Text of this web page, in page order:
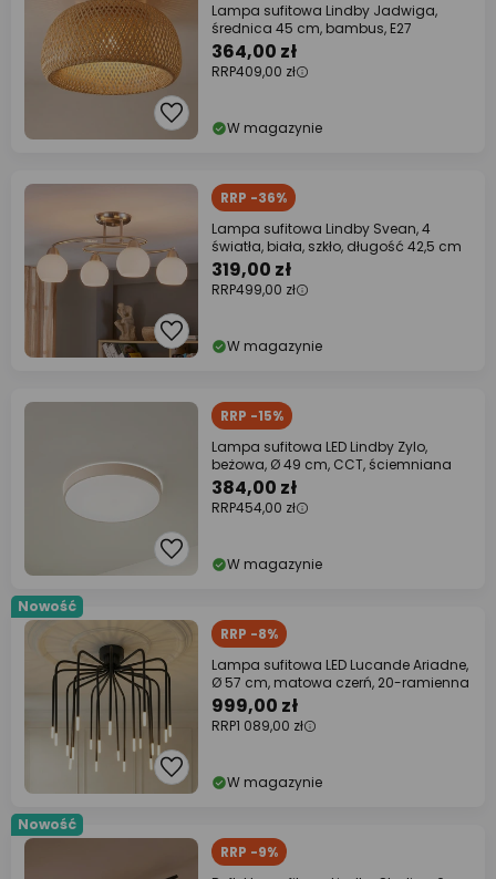
Lampa sufitowa Lindby Jadwiga,
średnica 45 cm, bambus, E27
364,00 zł
RRP409,00 zł
W magazynie
RRP -36%
Lampa sufitowa Lindby Svean, 4
światła, biała, szkło, długość 42,5 cm
319,00 zł
RRP499,00 zł
W magazynie
RRP -15%
Lampa sufitowa LED Lindby Zylo,
beżowa, Ø 49 cm, CCT, ściemniana
384,00 zł
RRP454,00 zł
W magazynie
Nowość
RRP -8%
Lampa sufitowa LED Lucande Ariadne,
Ø 57 cm, matowa czerń, 20-ramienna
999,00 zł
RRP1 089,00 zł
W magazynie
Nowość
RRP -9%